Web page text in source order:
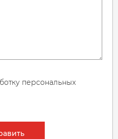
персональных